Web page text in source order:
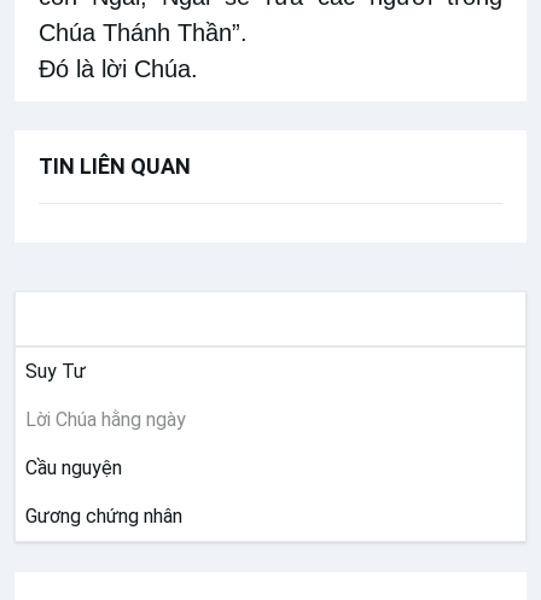
Chúa Thánh Thần”.
Ðó là lời Chúa.
TIN LIÊN QUAN
Suy Tư
Lời Chúa hằng ngày
Cầu nguyện
Gương chứng nhân